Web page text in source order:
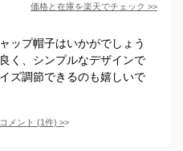
価格と在庫を楽天でチェック >>
ップ帽子はいかがでしょう
く、シンプルなデザインで
ズ調節できるのも嬉しいで
メント (1件) >